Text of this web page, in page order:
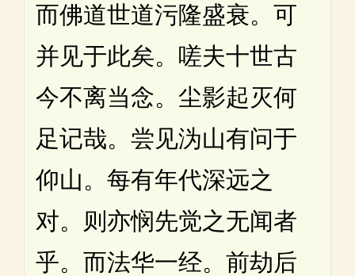
而佛道世道污隆盛衰。可
并见于此矣。嗟夫十世古
今不离当念。尘影起灭何
足记哉。尝见沩山有问于
仰山。每有年代深远之
对。则亦悯先觉之无闻者
乎。而法华一经。前劫后